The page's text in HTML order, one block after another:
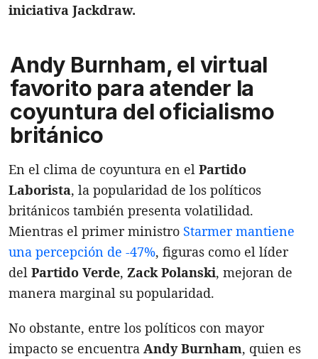
iniciativa Jackdraw.
Andy Burnham, el virtual
favorito para atender la
coyuntura del oficialismo
británico
En el clima de coyuntura en el Partido
Laborista, la popularidad de los políticos
británicos también presenta volatilidad.
Mientras el primer ministro Starmer mantiene
una percepción de -47%, figuras como el líder
del Partido Verde, Zack Polanski, mejoran de
manera marginal su popularidad.
No obstante, entre los políticos con mayor
impacto se encuentra Andy Burnham, quien es